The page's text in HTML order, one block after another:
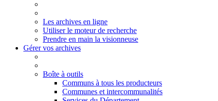
Les archives en ligne
Utiliser le moteur de recherche
Prendre en main la visionneuse
Gérer vos archives
Boîte à outils
Communs à tous les producteurs
Communes et intercommunalités